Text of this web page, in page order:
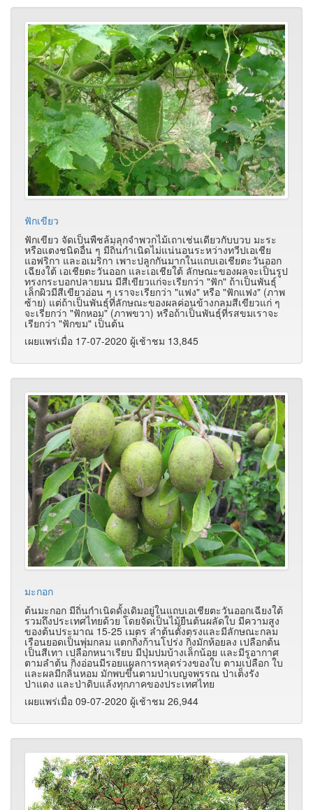
ฟักเขียว
ฟักเขียว จัดเป็นพืชล้มลุกจำพวกไม้เถาเช่นเดียวกับบวบ มะระ
หรือแตงชนิดอื่น ๆ มีถิ่นกำเนิดไม่แน่นอนระหว่างทวีปเอเชีย
แอฟริกา และอเมริกา เพาะปลูกกันมากในแถบเอเชียตะวันออก
เฉียงใต้ เอเชียตะวันออก และเอเชียใต้ ลักษณะของผลจะเป็นรูป
ทรงกระบอกปลายมน มีสีเขียวแก่จะเรียกว่า "ฟัก" ถ้าเป็นพันธุ์
เล็กผิวมีสีเขียวอ่อน ๆ เราจะเรียกว่า "แฟง" หรือ "ฟักแฟง" (ภาพ
ซ้าย) แต่ถ้าเป็นพันธุ์ที่ลักษณะของผลค่อนข้างกลมสีเขียวแก่ ๆ
จะเรียกว่า "ฟักหอม" (ภาพขวา) หรือถ้าเป็นพันธุ์ที่รสขมเราจะ
เรียกว่า "ฟักขม" เป็นต้น
เผยแพร่เมื่อ 17-07-2020 ผู้เช้าชม 13,845
มะกอก
ต้นมะกอก มีถิ่นกำเนิดดั้งเดิมอยู่ในแถบเอเชียตะวันออกเฉียงใต้
รวมถึงประเทศไทยด้วย โดยจัดเป็นไม้ยืนต้นผลัดใบ มีความสูง
ของต้นประมาณ 15-25 เมตร ลำต้นตั้งตรงและมีลักษณะกลม
เรือนยอดเป็นพุ่มกลม แตกกิ่งก้านโปร่ง กิ่งมักห้อยลง เปลือกต้น
เป็นสีเทา เปลือกหนาเรียบ มีปุ่มปมบ้างเล็กน้อย และมีรูอากาศ
ตามลำต้น กิ่งอ่อนมีรอยแผลการหลุดร่วงของใบ ตามเปลือก ใบ
และผลมีกลิ่นหอม มักพบขึ้นตามป่าเบญจพรรณ ป่าเต็งรัง
ป่าแดง และป่าดิบแล้งทุกภาคของประเทศไทย
เผยแพร่เมื่อ 09-07-2020 ผู้เช้าชม 26,944